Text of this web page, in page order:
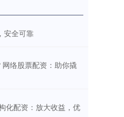
安全可靠
络股票配资：助你撬
化配资：放大收益，优